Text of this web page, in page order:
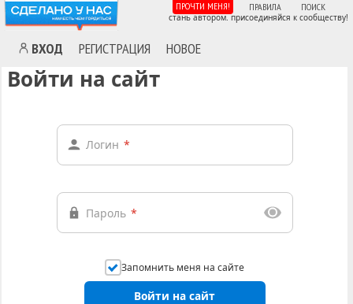
ВХОД РЕГИСТРАЦИЯ НОВОЕ
ПРОЧТИ МЕНЯ! ПРАВИЛА ПОИСК
стань автором. присоединяйся к сообществу!
Войти на сайт
Логин *
Пароль *
Запомнить меня на сайте
Войти на сайт